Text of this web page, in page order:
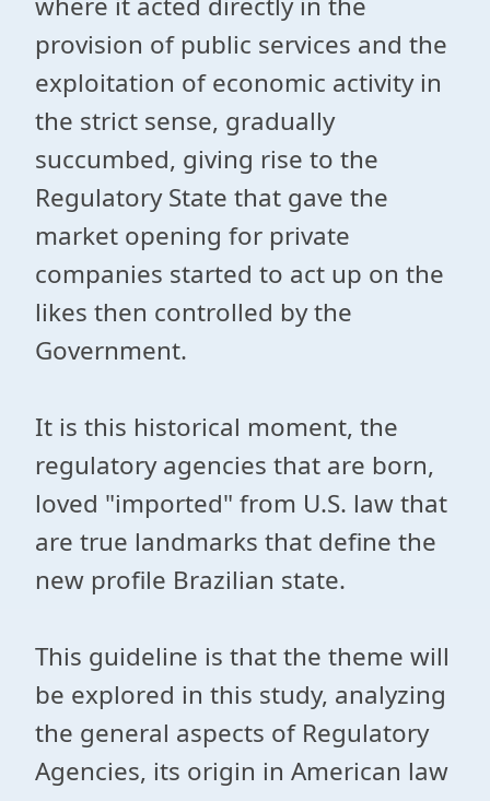
provision of public services and the
exploitation of economic activity in
the strict sense, gradually
succumbed, giving rise to the
Regulatory State that gave the
market opening for private
companies started to act up on the
likes then controlled by the
Government.
It is this historical moment, the
regulatory agencies that are born,
loved "imported" from U.S. law that
are true landmarks that define the
new profile Brazilian state.
This guideline is that the theme will
be explored in this study, analyzing
the general aspects of Regulatory
Agencies, its origin in American law